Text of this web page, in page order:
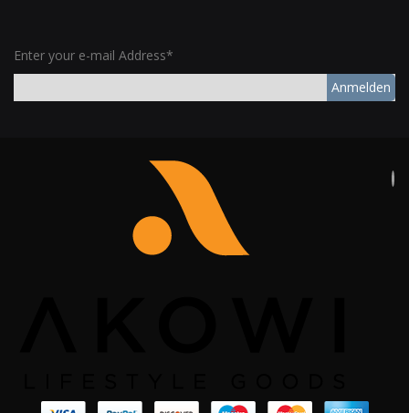
Enter your e-mail Address*
Anmelden